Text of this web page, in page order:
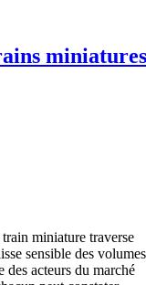
miniatures
miniature traverse
sensible des volumes
des acteurs du marché